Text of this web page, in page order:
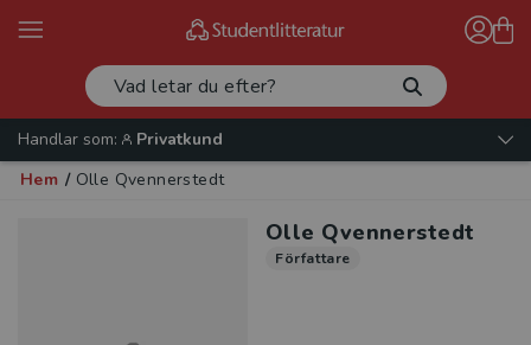
Handlar som:
Privatkund
Hem / Olle Qvennerstedt
Olle Qvennerstedt
Författare